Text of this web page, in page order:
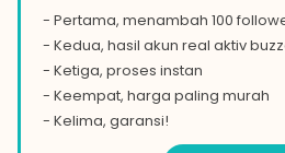
- Pertama, menambah 100
- Kedua, hasil akun real aktiv
- Ketiga, proses instan
- Keempat, harga paling murah
- Kelima, garansi!